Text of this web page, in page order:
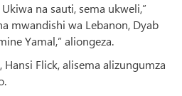
na sauti, sema ukweli,”
mwandishi wa Lebanon, Dyab
Yamal,” aliongeza.
Flick, alisema alizungumza